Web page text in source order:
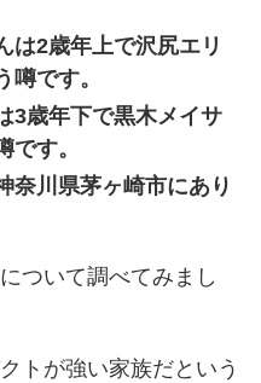
は2歳年上で沢尻エリ
噂です。
3歳年下で黒木メイサ
す。
奈川県茅ヶ崎市にあり
ついて調べてみまし
トが強い家族だという